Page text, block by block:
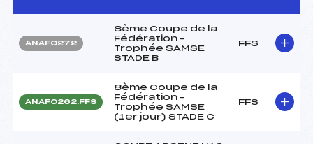
ANAF0272
8ème Coupe de la
Fédération –
Trophée SAMSE
STADE B
FFS
ANAF0262.FFS
8ème Coupe de la
Fédération –
Trophée SAMSE
(1er jour) STADE C
FFS